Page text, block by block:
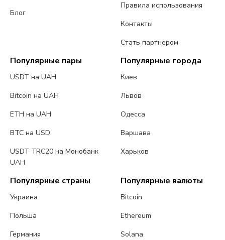
Блог
Правила использования
Контакты
Стать партнером
Популярные пары
USDT на UAH
Bitcoin на UAH
ETH на UAH
BTC на USD
USDT TRC20 на Монобанк
UAH
Популярные города
Киев
Львов
Одесса
Варшава
Харьков
Популярные страны
Украина
Польша
Германия
Популярные валюты
Bitcoin
Ethereum
Solana